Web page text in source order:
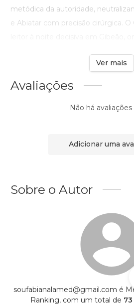
metódica da autoridade,
e Abiatar com precisão cirúrgica.
Ver mais
Avaliações
Não há avaliações
Adicionar uma
Sobre o Autor
soufabianalamed@gmail.com é
Ranking, com um total de